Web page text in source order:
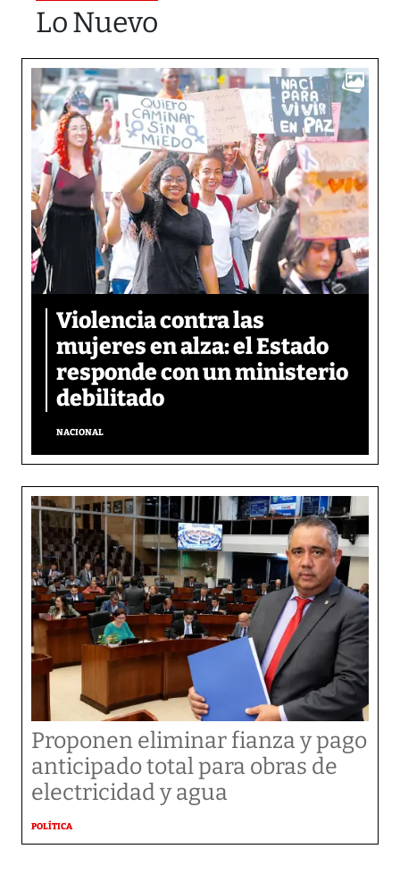
Lo Nuevo
Violencia contra las
mujeres en alza: el Estado
responde con un ministerio
debilitado
NACIONAL
Proponen eliminar fianza y pago
anticipado total para obras de
electricidad y agua
POLÍTICA